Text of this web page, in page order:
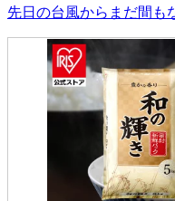
先日の台風からまだ間も